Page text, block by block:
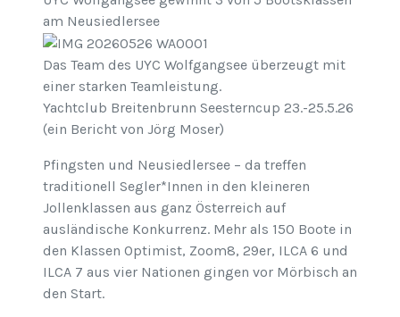
am Neusiedlersee
Das Team des UYC Wolfgangsee überzeugt mit
einer starken Teamleistung.
Yachtclub Breitenbrunn Seesterncup 23.-25.5.26
(ein Bericht von Jörg Moser)
Pfingsten und Neusiedlersee – da treffen
traditionell Segler*Innen in den kleineren
Jollenklassen aus ganz Österreich auf
ausländische Konkurrenz. Mehr als 150 Boote in
den Klassen Optimist, Zoom8, 29er, ILCA 6 und
ILCA 7 aus vier Nationen gingen vor Mörbisch an
den Start.